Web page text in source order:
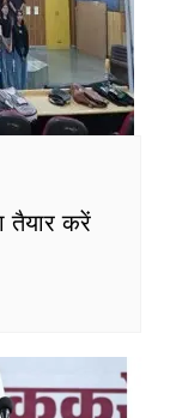
तैयार करें